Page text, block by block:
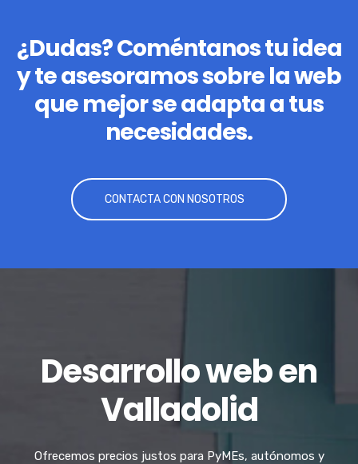
¿Dudas? Coméntanos tu idea
y te asesoramos sobre la web
que mejor se adapta a tus
necesidades.
CONTACTA CON NOSOTROS
Desarrollo web en
Valladolid
Ofrecemos precios justos para PyMEs, autónomos y